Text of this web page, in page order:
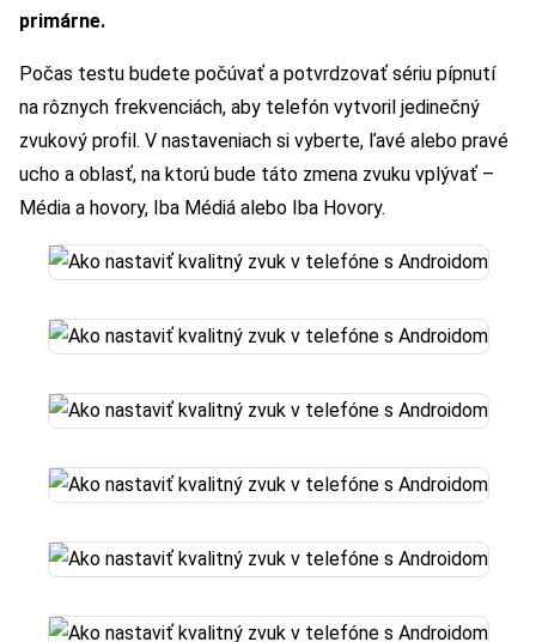
primárne.
Počas testu budete počúvať a potvrdzovať sériu pípnutí
na rôznych frekvenciách, aby telefón vytvoril jedinečný
zvukový profil. V nastaveniach si vyberte, ľavé alebo pravé
ucho a oblasť, na ktorú bude táto zmena zvuku vplývať –
Média a hovory, Iba Médiá alebo Iba Hovory.